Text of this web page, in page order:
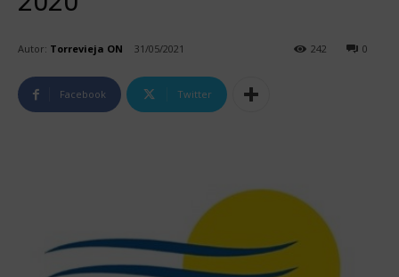
Autor: Torrevieja ON 31/05/2021 0
242
Facebook Twitter